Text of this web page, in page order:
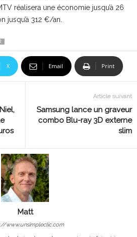
réalisera une économie jusqu’à 26
312 €/an.
X Email Print
Article suivant
Samsung lance un graveur
combo Blu-ray 3D externe
slim
Matt
www.unsimpleclic.com